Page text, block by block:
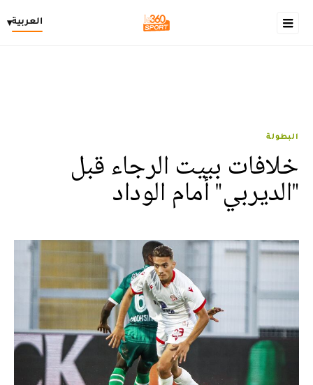
العربية▾
البطولة
خلافات ببيت الرجاء قبل
"الديربي" أمام الوداد